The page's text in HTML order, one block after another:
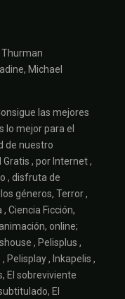
Michael
las mejores
lo mejor para el
de nuestro
, por Internet ,
, disfruta de
géneros, Terror ,
Ciencia Ficción,
online;
, Pelisplus ,
Pelisplay , Inkapelis ,
El sobreviviente
El